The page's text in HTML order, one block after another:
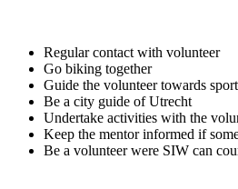
Regular contact with volunteer
Go biking together
Guide the volunteer towards
Be a city guide of Utrecht
Undertake activities with the
Keep the mentor informed if
Be a volunteer were SIW can